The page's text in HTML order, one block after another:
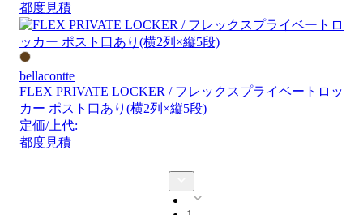
都度見積
bellacontte
FLEX PRIVATE LOCKER / フレックスプライベートロッ
カー ポスト口あり(横2列×縦5段)
定価/上代:
都度見積